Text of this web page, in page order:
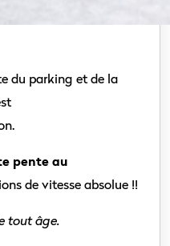
du parking et de la
pente au
de vitesse absolue !!
tout âge.